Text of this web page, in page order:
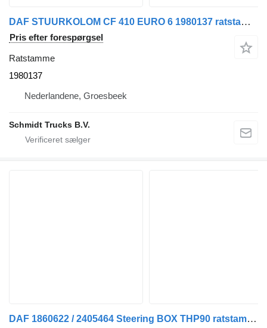
DAF STUURKOLOM CF 410 EURO 6 1980137 ratstamme til lastbil
Pris efter forespørgsel
Ratstamme
1980137
Nederlandene, Groesbeek
Schmidt Trucks B.V.
DAF 1860622 / 2405464 Steering BOX THP90 ratstamme til DAF CF lastbil